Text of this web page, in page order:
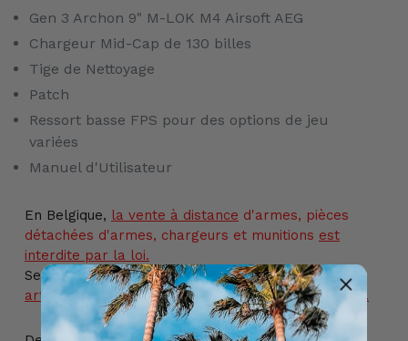
Gen 3 Archon 9" M-LOK M4 Airsoft AEG
Chargeur Mid-Cap de 130 billes
Tige de Nettoyage
Patch
Ressort basse FPS pour des options de jeu
variées
Manuel d'Utilisateur
En Belgique, la vente à distance d'armes, pièces
détachées d'armes, chargeurs et munitions est
interdite par la loi.
Seul l'achat en magasin physique est autorisé. Cet
article ne peut donc pas être ajouté à votre panier.